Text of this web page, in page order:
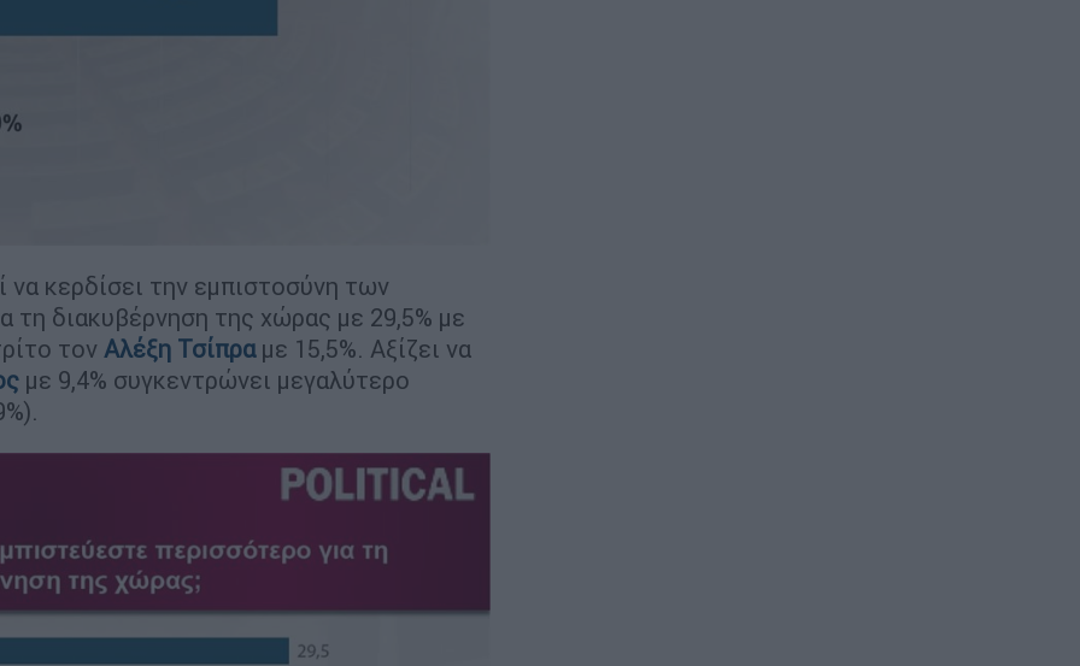
να κερδίσει την εμπιστοσύνη των
διακυβέρνηση της χώρας με 29,5% με
τον Αλέξη Τσίπραμε 15,5%. Αξίζει να
με 9,4% συγκεντρώνει μεγαλύτερο